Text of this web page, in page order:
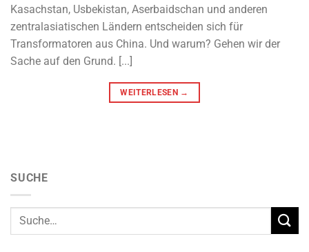
Kasachstan, Usbekistan, Aserbaidschan und anderen
zentralasiatischen Ländern entscheiden sich für
Transformatoren aus China. Und warum? Gehen wir der
Sache auf den Grund. [...]
WEITERLESEN →
SUCHE